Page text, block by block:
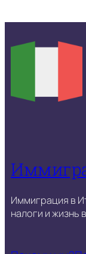
Иммиграция в
налоги и жизнь